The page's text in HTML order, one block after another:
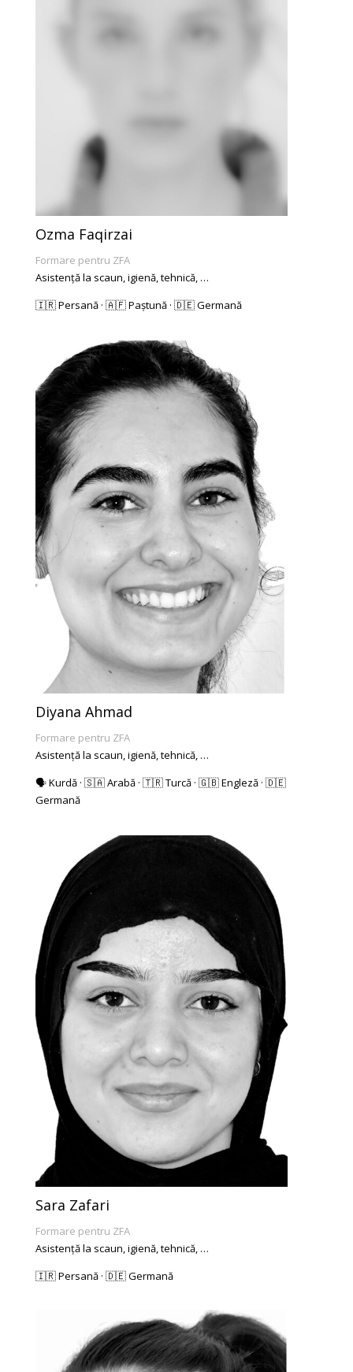
Ozma Faqirzai
Formare pentru ZFA
Asistență la scaun, igienă, tehnică, …
🇮🇷 Persană · 🇦🇫 Paștună · 🇩🇪 Germană
Diyana Ahmad
Formare pentru ZFA
Asistență la scaun, igienă, tehnică, …
🗣️ Kurdă · 🇸🇦 Arabă · 🇹🇷 Turcă · 🇬🇧 Engleză · 🇩🇪
Germană
Sara Zafari
Formare pentru ZFA
Asistență la scaun, igienă, tehnică, …
🇮🇷 Persană · 🇩🇪 Germană